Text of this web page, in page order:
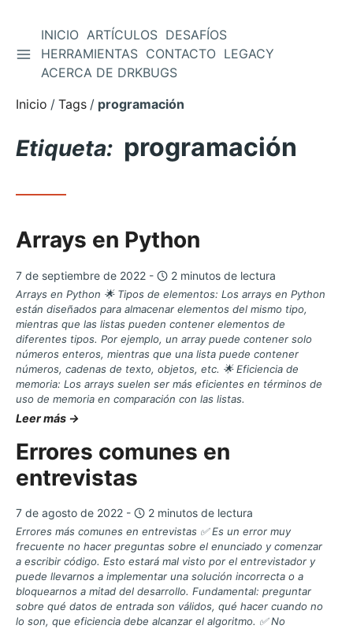
Saltar
contenido
ALTERNAR BARRA LATERAL
INICIO ARTÍCULOS DESAFÍOS
HERRAMIENTAS CONTACTO LEGACY
ACERCA DE DRKBUGS
Inicio
Tags programación
Etiqueta: programación
Arrays en Python
7 de septiembre de 2022 - 2 minutos de lectura
Arrays en Python 🌟 Tipos de elementos: Los arrays en Python
están diseñados para almacenar elementos del mismo tipo,
mientras que las listas pueden contener elementos de
diferentes tipos. Por ejemplo, un array puede contener solo
números enteros, mientras que una lista puede contener
números, cadenas de texto, objetos, etc. 🌟 Eficiencia de
memoria: Los arrays suelen ser más eficientes en términos de
uso de memoria en comparación con las listas.
Leer más →
Errores comunes en
entrevistas
7 de agosto de 2022 - 2 minutos de lectura
Errores más comunes en entrevistas ✅ Es un error muy
frecuente no hacer preguntas sobre el enunciado y comenzar
a escribir código. Esto estará mal visto por el entrevistador y
puede llevarnos a implementar una solución incorrecta o a
bloquearnos a mitad del desarrollo. Fundamental: preguntar
sobre qué datos de entrada son válidos, qué hacer cuando no
lo son, que eficiencia debe alcanzar el algoritmo. ✅ No